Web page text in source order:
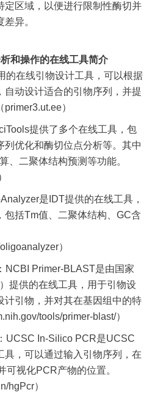
定区域，以便进行限制性酶切并
异。
和操作的在线工具简介
在线引物设计工具，可以根据
自动设计适合的引物序列，并提
）
提供了多个在线工具，包
优化和酶切位点分析等。其中
、二聚体结构预测等功能。
是IDT提供的在线工具，
包括Tm值、二聚体结构、GC含
）
Primer-BLAST是由国家
提供的在线工具，用于引物设
计引物，并对其在基因组中的特
tools/primer-blast/）
In-Silico PCR是UCSC
具，可以通过输入引物序列，在
视化PCR产物的位置。
hgPcr）